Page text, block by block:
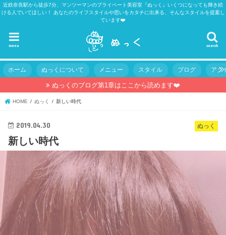
近鉄奈良駅から徒歩7分、マンツーマンのプライベート美容室『ぬっく』いくつになっても輝き続
ける人でいてほしい！ あなたのライフスタイルや思いをカタチに出来る、そんなスタイルを提案し
ています❤️
search
menu
ホーム ぬっくについて メニュー スタイル ブログ アク
ぬっくのブログ第1章はここから読めます❤️
HOME ぬっく 新しい時代
ぬっく
2019.04.30
新しい時代